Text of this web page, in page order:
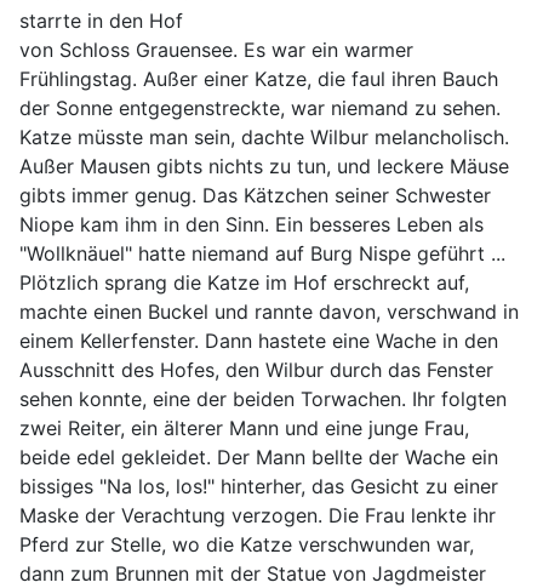
starrte in den Hof
von Schloss Grauensee. Es war ein warmer
Frühlingstag. Außer einer Katze, die faul ihren Bauch
der Sonne entgegenstreckte, war niemand zu sehen.
Katze müsste man sein, dachte Wilbur melancholisch.
Außer Mausen gibts nichts zu tun, und leckere Mäuse
gibts immer genug. Das Kätzchen seiner Schwester
Niope kam ihm in den Sinn. Ein besseres Leben als
"Wollknäuel" hatte niemand auf Burg Nispe geführt ...
Plötzlich sprang die Katze im Hof erschreckt auf,
machte einen Buckel und rannte davon, verschwand in
einem Kellerfenster. Dann hastete eine Wache in den
Ausschnitt des Hofes, den Wilbur durch das Fenster
sehen konnte, eine der beiden Torwachen. Ihr folgten
zwei Reiter, ein älterer Mann und eine junge Frau,
beide edel gekleidet. Der Mann bellte der Wache ein
bissiges "Na los, los!" hinterher, das Gesicht zu einer
Maske der Verachtung verzogen. Die Frau lenkte ihr
Pferd zur Stelle, wo die Katze verschwunden war,
dann zum Brunnen mit der Statue von Jagdmeister